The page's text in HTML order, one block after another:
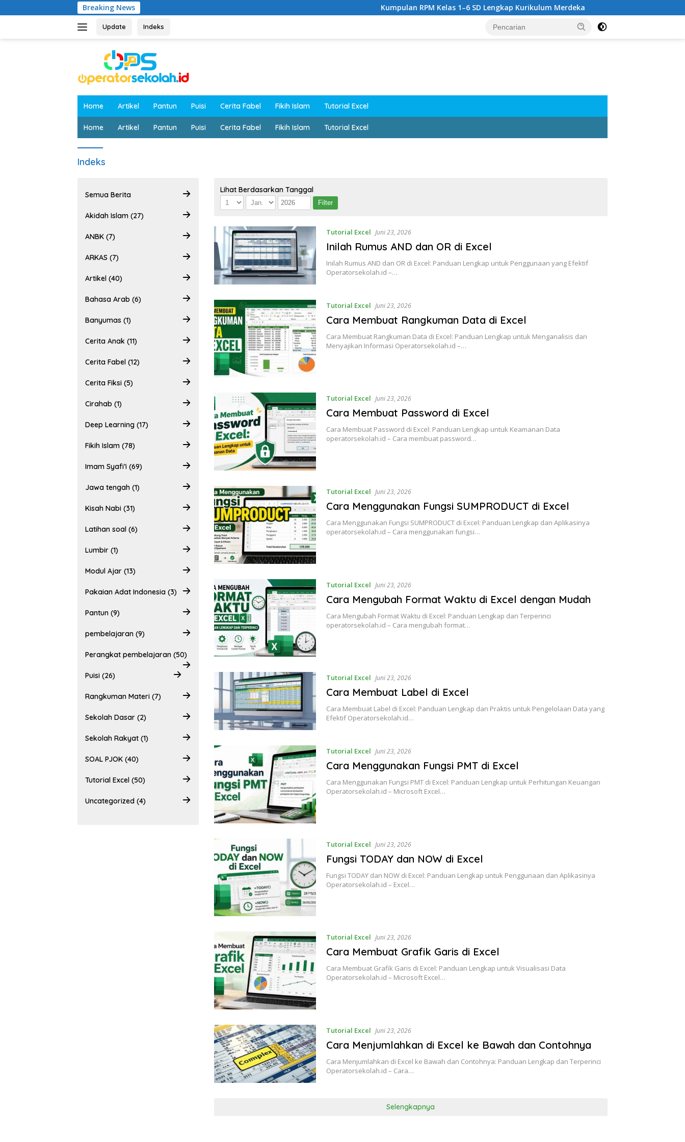
ke
Breaking News Kumpulan RPM Kelas 1–6 SD Lengkap Kurikulum Merdeka
Update Indeks
Home Artikel Pantun Puisi Cerita Fabel Fikih Islam Tutorial Excel
Home Artikel Pantun Puisi Cerita Fabel Fikih Islam Tutorial Excel
Indeks
Semua Berita
Akidah Islam (27)
ANBK (7)
ARKAS (7)
Artikel (40)
Bahasa Arab (6)
Banyumas (1)
Cerita Anak (11)
Cerita Fabel (12)
Cerita Fiksi (5)
Cirahab (1)
Deep Learning (17)
Fikih Islam (78)
Imam Syafi’i (69)
Jawa tengah (1)
Kisah Nabi (31)
Latihan soal (6)
Lumbir (1)
Modul Ajar (13)
Pakaian Adat Indonesia (3)
Pantun (9)
pembelajaran (9)
Perangkat pembelajaran (50)
Puisi (26)
Rangkuman Materi (7)
Sekolah Dasar (2)
Sekolah Rakyat (1)
SOAL PJOK (40)
Tutorial Excel (50)
Uncategorized (4)
Lihat Berdasarkan Tanggal
Tutorial Excel Juni 23, 2026
Inilah Rumus AND dan OR di Excel
Inilah Rumus AND dan OR di Excel: Panduan Lengkap untuk Penggunaan yang Efektif
Operatorsekolah.id –…
Tutorial Excel Juni 23, 2026
Cara Membuat Rangkuman Data di Excel
Cara Membuat Rangkuman Data di Excel: Panduan Lengkap untuk Menganalisis dan
Menyajikan Informasi Operatorsekolah.id –…
Tutorial Excel Juni 23, 2026
Cara Membuat Password di Excel
Cara Membuat Password di Excel: Panduan Lengkap untuk Keamanan Data
operatorsekolah.id – Cara membuat password…
Tutorial Excel Juni 23, 2026
Cara Menggunakan Fungsi SUMPRODUCT di Excel
Cara Menggunakan Fungsi SUMPRODUCT di Excel: Panduan Lengkap dan Aplikasinya
operatorsekolah.id – Cara menggunakan fungsi…
Tutorial Excel Juni 23, 2026
Cara Mengubah Format Waktu di Excel dengan Mudah
Cara Mengubah Format Waktu di Excel: Panduan Lengkap dan Terperinci
operatorsekolah.id – Cara mengubah format…
Tutorial Excel Juni 23, 2026
Cara Membuat Label di Excel
Cara Membuat Label di Excel: Panduan Lengkap dan Praktis untuk Pengelolaan Data yang
Efektif Operatorsekolah.id…
Tutorial Excel Juni 23, 2026
Cara Menggunakan Fungsi PMT di Excel
Cara Menggunakan Fungsi PMT di Excel: Panduan Lengkap untuk Perhitungan Keuangan
Operatorsekolah.id – Microsoft Excel…
Tutorial Excel Juni 23, 2026
Fungsi TODAY dan NOW di Excel
Fungsi TODAY dan NOW di Excel: Panduan Lengkap untuk Penggunaan dan Aplikasinya
Operatorsekolah.id – Excel…
Tutorial Excel Juni 23, 2026
Cara Membuat Grafik Garis di Excel
Cara Membuat Grafik Garis di Excel: Panduan Lengkap untuk Visualisasi Data
Operatorsekolah.id – Microsoft Excel…
Tutorial Excel Juni 23, 2026
Cara Menjumlahkan di Excel ke Bawah dan Contohnya
Cara Menjumlahkan di Excel ke Bawah dan Contohnya: Panduan Lengkap dan Terperinci
Operatorsekolah.id – Cara…
Selengkapnya